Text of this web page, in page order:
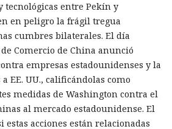
mismo navega por páginas, rellena
con sitios en lugar del
de ciberseguridad Black Hat,
Zenity mostraron cómo el
fue engañado para enviar
WhatsApp y gestionar compras en
del usuario.
tecnológicas entre Pekín y
en peligro la frágil tregua
cumbres bilaterales. El día
Comercio de China anunció
empresas estadounidenses y la
EE. UU., calificándolas como
medidas de Washington contra el
al mercado estadounidense. El
acciones están relacionadas